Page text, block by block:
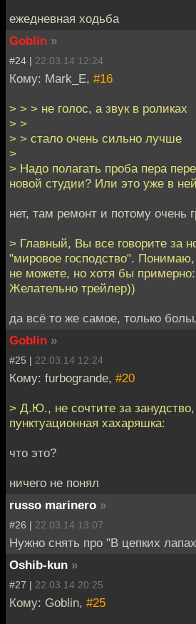
ежедневная ходьба
Goblin »
#24 | 22.03.14 12:24
Кому: Mark_E, #16
> > > не голос, а звук в роликах
> >
> > стало очень сильно лучше
>
> Надо полагать проба пера
новой студии? Или это уже в
нет, там ремонт и потому очень
> Главный, Вы все говорите за
"мировое господство". Понимаю,
не можете, но хотя бы примерно:
Желательно трейлер))
да всё то же самое, только
Goblin »
#25 | 22.03.14 12:24
Кому: furbogrande, #20
> Д.Ю., не сочтите за
пунктуационная хахаряшка:
что это?
ничего не понял
russo marinero »
#26 | 22.03.14 13:07
Нужно снять про "В цепких
Oshib-kun »
#27 | 22.03.14 20:25
Кому: Goblin, #25